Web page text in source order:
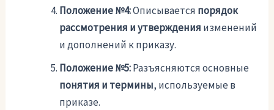
Положение №4:Описывается порядок
рассмотрения и утверждения изменений
и дополнений к приказу.
Положение №5:Разъясняются основные
понятия и термины, используемые в
приказе.